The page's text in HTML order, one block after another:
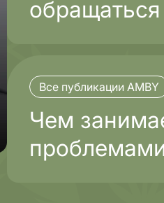
Все публикации AMBY
Чем